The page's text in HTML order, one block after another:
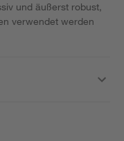
und äußerst robust,
verwendet werden